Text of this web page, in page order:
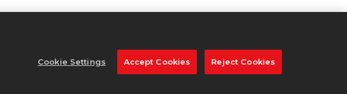
nur 312 Meter misst. Dieses Loch verleitet dich
87 Bunker des TPC Summerlin stark geschützt
nur noch gut 90 Meter bis zur Mitte des Grüns. Die
Cookie Settings Accept Cookies Reject Cookies